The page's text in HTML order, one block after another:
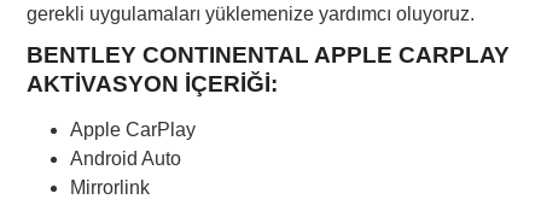
gerekli uygulamaları yüklemenize yardımcı oluyoruz.
BENTLEY CONTINENTAL APPLE CARPLAY
AKTİVASYON İÇERİĞİ:
Apple CarPlay
Android Auto
Mirrorlink